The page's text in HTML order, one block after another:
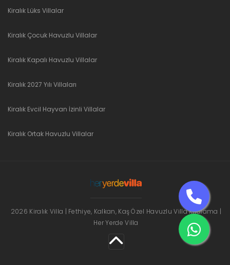
Kiralık Lüks Villalar
Kiralık Çocuk Havuzlu Villalar
Kiralık Kapalı Havuzlu Villalar
Kiralık 2027 Yılı Villaları
Kiralık Evcil Hayvan İzinli Villalar
Kiralık Ortak Havuzlu Villalar
2026 Kiralık Villa | Fethiye, Kalkan, Kaş Özel Havuzlu Villa Kiralama |
Her Yerde Villa